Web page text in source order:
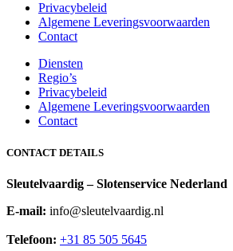
Privacybeleid
Algemene Leveringsvoorwaarden
Contact
Diensten
Regio’s
Privacybeleid
Algemene Leveringsvoorwaarden
Contact
CONTACT DETAILS
Sleutelvaardig – Slotenservice Nederland
E-mail: info@sleutelvaardig.nl
Telefoon: +31 85 505 5645‬